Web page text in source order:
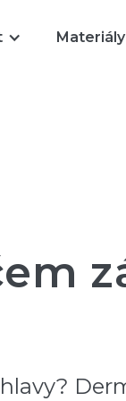
Materiály